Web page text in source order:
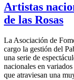
Artistas
de las Rosas
La Asociación de
cargo la gestión del
una serie de
nacionales en
que atraviesan una